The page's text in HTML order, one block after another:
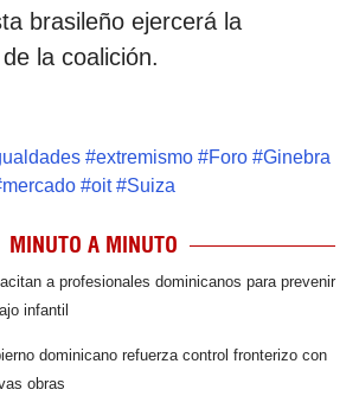
brasileño ejercerá la
la coalición.
#extremismo #Foro #Ginebra
mercado #oit#Suiza
MINUTO A MINUTO
a profesionales dominicanos para prevenir
infantil
dominicano refuerza control fronterizo con
obras